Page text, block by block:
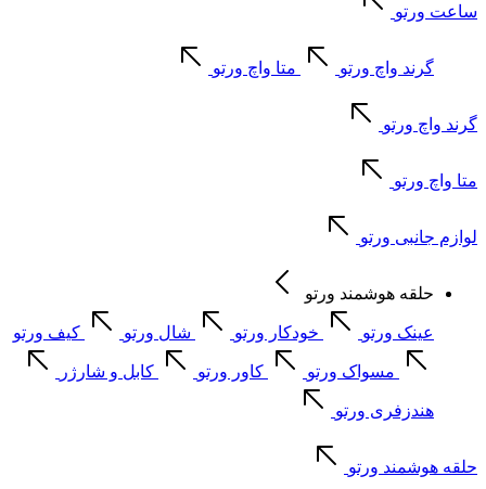
ساعت ورتو
گرند واچ ورتو متا واچ ورتو
گرند واچ ورتو
متا واچ ورتو
لوازم جانبی ورتو
حلقه هوشمند ورتو
عینک ورتو خودکار ورتو شال ورتو کیف ورتو
مسواک ورتو کاور ورتو کابل و شارژر
هندزفری ورتو
حلقه هوشمند ورتو